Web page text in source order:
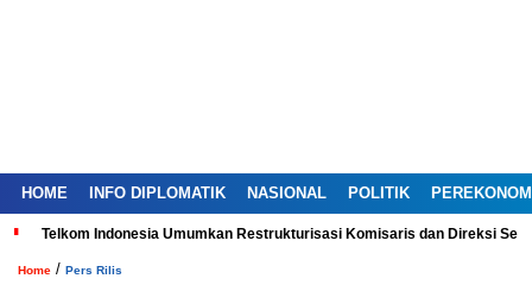
HOME INFO DIPLOMATIK NASIONAL POLITIK
Telkom Indonesia Umumkan Restrukturisasi Komisaris dan Direksi
Home / Pers Rilis